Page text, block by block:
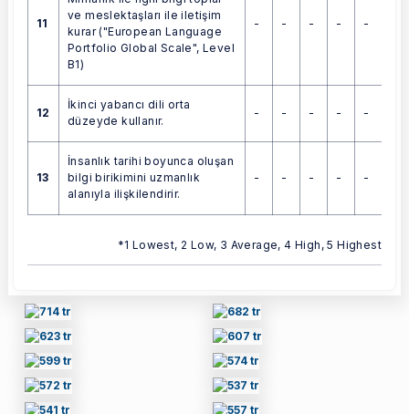
11
ve meslektaşları ile iletişim
kurar ("European Language
Portfolio Global Scale", Level
B1)
- - - - -
12
İkinci yabancı dili orta
düzeyde kullanır.
- - - - -
13
İnsanlık tarihi boyunca oluşan
bilgi birikimini uzmanlık
alanıyla ilişkilendirir.
- - - - -
*1 Lowest, 2 Low, 3 Average, 4 High, 5 Highest